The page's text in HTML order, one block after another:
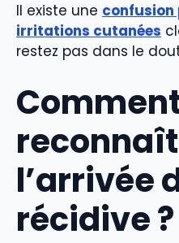
Il existe une confusion
irritations cutanées
restez pas dans le
l’arrivée
récidive ?